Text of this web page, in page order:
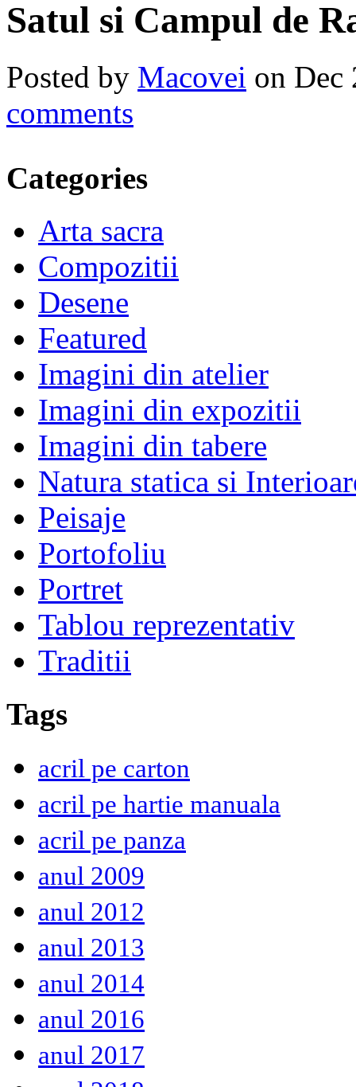
Satul si Campul de
Posted by Macovei on
comments
Categories
Arta sacra
Compozitii
Desene
Featured
Imagini din atelier
Imagini din expozitii
Imagini din tabere
Natura statica si
Peisaje
Portofoliu
Portret
Tablou reprezentativ
Traditii
Tags
acril pe carton
acril pe hartie manuala
acril pe panza
anul 2009
anul 2012
anul 2013
anul 2014
anul 2016
anul 2017